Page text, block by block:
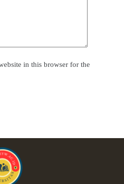
in this browser for the